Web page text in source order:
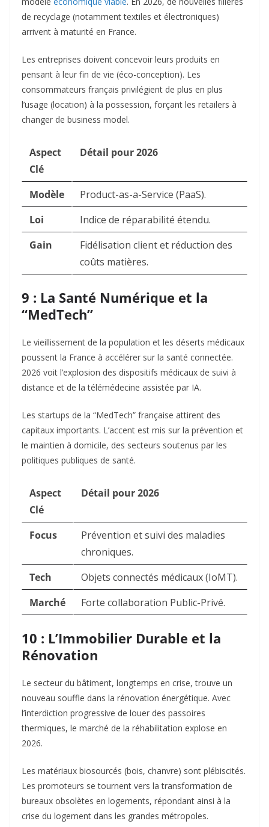
de recyclage (notamment textiles et électroniques)
arrivent à maturité en France.
Les entreprises doivent concevoir leurs produits en
pensant à leur fin de vie (éco-conception). Les
consommateurs français privilégient de plus en plus
l’usage (location) à la possession, forçant les retailers à
changer de business model.
Aspect
Clé
Détail pour 2026
Modèle
Product-as-a-Service (PaaS).
Loi
Indice de réparabilité étendu.
Gain
Fidélisation client et réduction des
coûts matières.
9 : La Santé Numérique et la
“MedTech”
Le vieillissement de la population et les déserts médicaux
poussent la France à accélérer sur la santé connectée.
2026 voit l’explosion des dispositifs médicaux de suivi à
distance et de la télémédecine assistée par IA.
Les startups de la “MedTech” française attirent des
capitaux importants. L’accent est mis sur la prévention et
le maintien à domicile, des secteurs soutenus par les
politiques publiques de santé.
Aspect
Clé
Détail pour 2026
Focus
Prévention et suivi des maladies
chroniques.
Tech
Objets connectés médicaux (IoMT).
Marché
Forte collaboration Public-Privé.
10 : L’Immobilier Durable et la
Rénovation
Le secteur du bâtiment, longtemps en crise, trouve un
nouveau souffle dans la rénovation énergétique. Avec
l’interdiction progressive de louer des passoires
thermiques, le marché de la réhabilitation explose en
2026.
Les matériaux biosourcés (bois, chanvre) sont plébiscités.
Les promoteurs se tournent vers la transformation de
bureaux obsolètes en logements, répondant ainsi à la
crise du logement dans les grandes métropoles.